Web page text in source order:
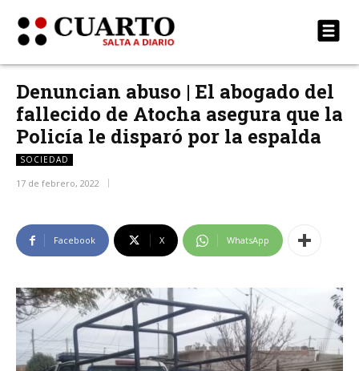
Denuncian abuso | El abogado del
fallecido de Atocha asegura que la
Policía le disparó por la espalda
SOCIEDAD
17 de febrero, 2022
Facebook X WhatsApp